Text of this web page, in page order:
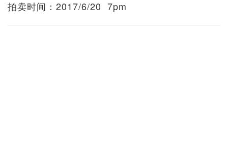
拍卖时间：2017/6/20 7pm